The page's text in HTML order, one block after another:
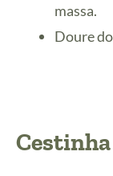
massa.
Doure